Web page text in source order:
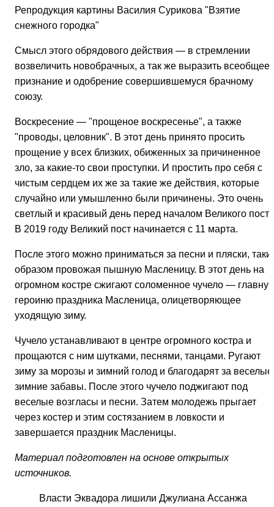
Репродукция картины Василия Сурикова "Взятие
снежного городка"
Смысл этого обрядового действия — в стремлении
возвеличить новобрачных, а так же выразить всеобщее
признание и одобрение совершившемуся брачному
союзу.
Воскресение — "прощеное воскресенье", а также
"проводы, целовник". В этот день принято просить
прощение у всех близких, обиженных за причиненное
зло, за какие-то свои проступки. И простить про себя с
чистым сердцем их же за такие же действия, которые
случайно или умышленно были причинены. Это очень
светлый и красивый день перед началом Великого
В 2019 году Великий пост начинается с 11 марта.
После этого можно приниматься за песни и пляски,
образом провожая пышную Масленицу. В этот день на
огромном костре сжигают соломенное чучело —
героиню праздника Масленица, олицетворяющее
уходящую зиму.
Чучело устанавливают в центре огромного костра и
прощаются с ним шутками, песнями, танцами. Ругают
зиму за морозы и зимний голод и благодарят за веселые
зимние забавы. После этого чучело поджигают под
веселые возгласы и песни. Затем молодежь прыгает
через костер и этим состязанием в ловкости и
завершается праздник Масленицы.
Материал подготовлен на основе открытых
источников.
Власти Эквадора лишили Джулиана Ассанжа